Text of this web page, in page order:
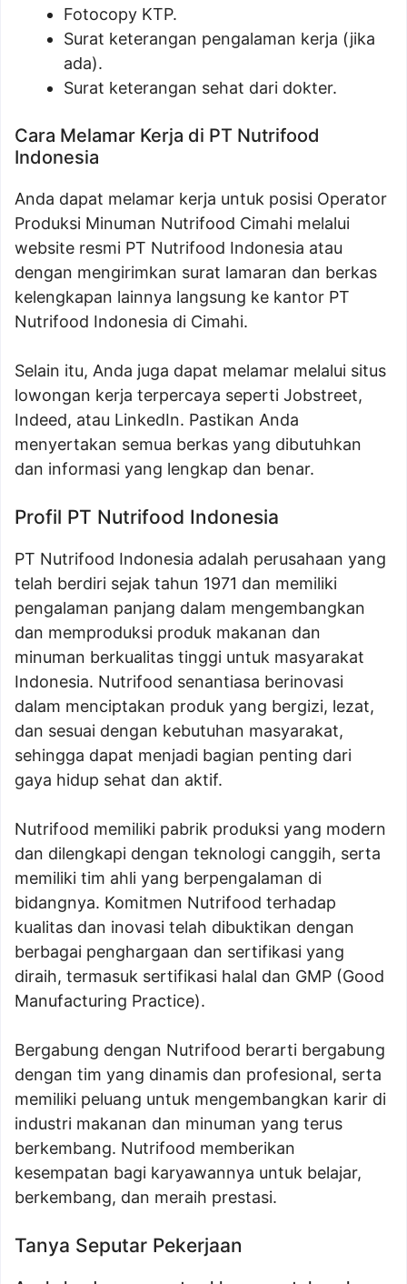
Fotocopy KTP.
Surat keterangan pengalaman kerja (jika
ada).
Surat keterangan sehat dari dokter.
Cara Melamar Kerja di PT Nutrifood
Indonesia
Anda dapat melamar kerja untuk posisi Operator
Produksi Minuman Nutrifood Cimahi melalui
website resmi PT Nutrifood Indonesia atau
dengan mengirimkan surat lamaran dan berkas
kelengkapan lainnya langsung ke kantor PT
Nutrifood Indonesia di Cimahi.
Selain itu, Anda juga dapat melamar melalui situs
lowongan kerja terpercaya seperti Jobstreet,
Indeed, atau LinkedIn. Pastikan Anda
menyertakan semua berkas yang dibutuhkan
dan informasi yang lengkap dan benar.
Profil PT Nutrifood Indonesia
PT Nutrifood Indonesia adalah perusahaan yang
telah berdiri sejak tahun 1971 dan memiliki
pengalaman panjang dalam mengembangkan
dan memproduksi produk makanan dan
minuman berkualitas tinggi untuk masyarakat
Indonesia. Nutrifood senantiasa berinovasi
dalam menciptakan produk yang bergizi, lezat,
dan sesuai dengan kebutuhan masyarakat,
sehingga dapat menjadi bagian penting dari
gaya hidup sehat dan aktif.
Nutrifood memiliki pabrik produksi yang modern
dan dilengkapi dengan teknologi canggih, serta
memiliki tim ahli yang berpengalaman di
bidangnya. Komitmen Nutrifood terhadap
kualitas dan inovasi telah dibuktikan dengan
berbagai penghargaan dan sertifikasi yang
diraih, termasuk sertifikasi halal dan GMP (Good
Manufacturing Practice).
Bergabung dengan Nutrifood berarti bergabung
dengan tim yang dinamis dan profesional, serta
memiliki peluang untuk mengembangkan karir di
industri makanan dan minuman yang terus
berkembang. Nutrifood memberikan
kesempatan bagi karyawannya untuk belajar,
berkembang, dan meraih prestasi.
Tanya Seputar Pekerjaan